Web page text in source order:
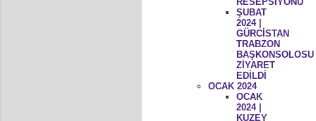
ŞUBAT
2024 |
GÜRCİSTAN
TRABZON
BAŞKONSOLOSU
ZİYARET
EDİLDİ
OCAK 2024
OCAK
2024 |
KUZEY